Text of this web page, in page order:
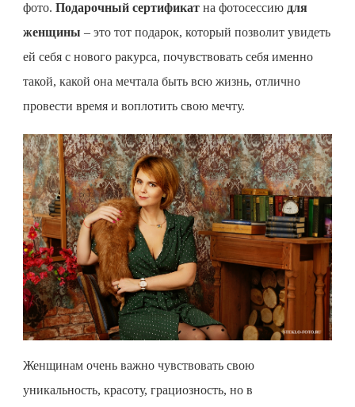
фото. Подарочный сертификат на фотосессию для
женщины – это тот подарок, который позволит увидеть
ей себя с нового ракурса, почувствовать себя именно
такой, какой она мечтала быть всю жизнь, отлично
провести время и воплотить свою мечту.
Женщинам очень важно чувствовать свою
уникальность, красоту, грациозность, но в